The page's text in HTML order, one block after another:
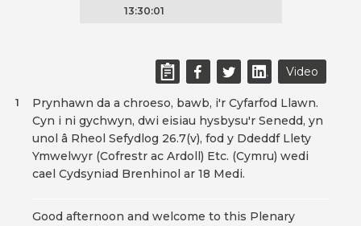
13:30:01
Video
Prynhawn da a chroeso, bawb, i'r Cyfarfod Llawn.
Cyn i ni gychwyn, dwi eisiau hysbysu'r Senedd, yn
unol â Rheol Sefydlog 26.7(v), fod y Ddeddf Llety
Ymwelwyr (Cofrestr ac Ardoll) Etc. (Cymru) wedi
cael Cydsyniad Brenhinol ar 18 Medi.
1
Good afternoon and welcome to this Plenary